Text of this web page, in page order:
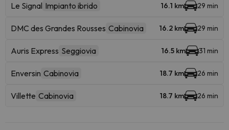
Le Signal Impianto ibrido 16.1 km 29 min
DMC des Grandes Rousses Cabinovia 16.2 km 29 min
Auris Express Seggiovia 16.5 km 31 min
Enversin Cabinovia 18.7 km 26 min
Villette Cabinovia 18.7 km 26 min